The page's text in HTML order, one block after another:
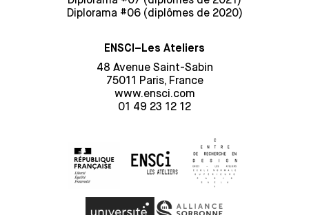
Diplorama #06 (diplômes de 2020)
ENSCI–Les Ateliers
48 Avenue Saint-Sabin
75011 Paris, France
www.ensci.com
01 49 23 12 12